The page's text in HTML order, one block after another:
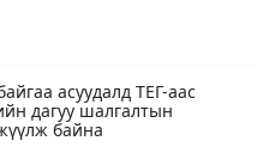
асуудалд ТЕГ-аас
дагуу шалгалтын
байна